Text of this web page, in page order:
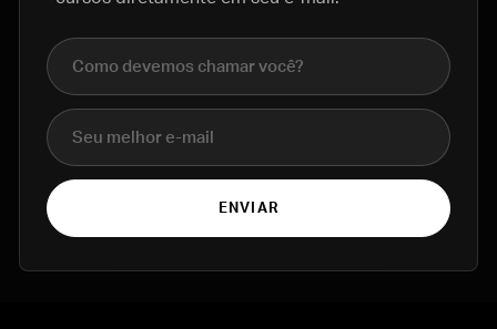
Nome completo
E-mail
ENVIAR